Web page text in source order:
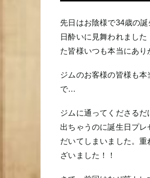
先日はお陰様で34歳の
日酔いに見舞われまし
た皆様いつも本当にあり
ジムのお客様の皆様も本
で…
ジムに通ってくださる
出ちゃうのに誕生日プ
だいてしまいました。
ざいました！！